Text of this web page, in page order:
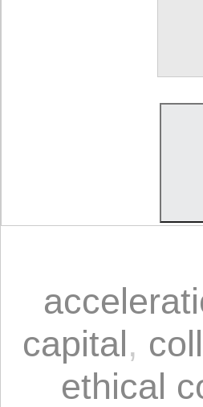
capital,
ethical